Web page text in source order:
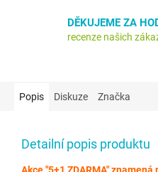
DĚKUJEME ZA
recenze našich
Popis Diskuze Značka
Detailní popis produktu